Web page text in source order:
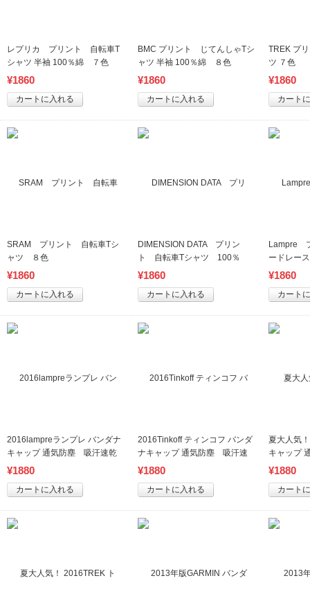
レプリカ プリント 自転車T
シャツ 半袖 100％綿 ７色
¥1860
カートに入れる
BMC プリント じてんしゃTシ
ャツ 半袖 100％綿 ８色
¥1860
カートに入れる
TREK プ
ツ ７色
¥1860
カート
SRAM プリント 自転車Tシ
ャツ ８色
¥1860
カートに入れる
DIMENSION DATA プリン
ト 自転車Tシャツ 100％
綿 ８色
¥1860
カートに入れる
Lampre
ードレー
綿 ８色
¥1860
カート
2016lampreランプレ バンダナ
キャップ 通気防塵 吸汗速乾
¥1880
カートに入れる
2016Tinkoff ティンコフ バンダ
ナキャップ 通気防塵 吸汗速
乾
¥1880
カートに入れる
夏大人気
キャップ
¥1880
カート